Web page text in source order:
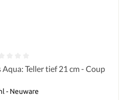
von 0 von 5 Sternen
Teller tief 21 cm - Coup
- Neuware